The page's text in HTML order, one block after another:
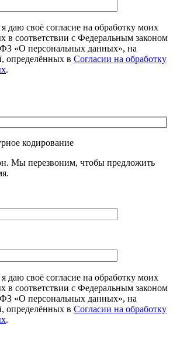
даю своё согласие на обработку моих
в соответствии с Федеральным законом
«О персональных данных», на
определённых в Согласии на обработку
.
кодирование
Мы перезвоним, чтобы предложить
даю своё согласие на обработку моих
в соответствии с Федеральным законом
«О персональных данных», на
определённых в Согласии на обработку
.